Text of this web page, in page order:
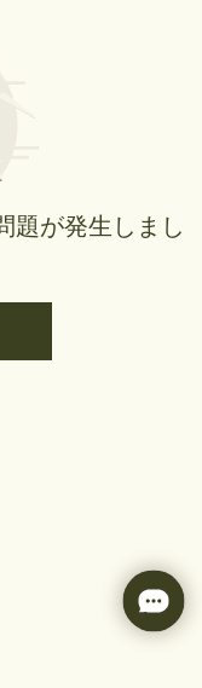
題が発生しまし